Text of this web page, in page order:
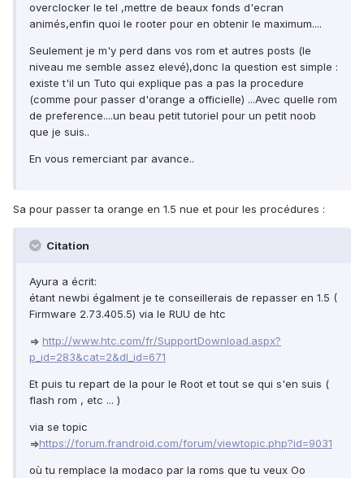
overclocker le tel ,mettre de beaux fonds d'ecran
animés,enfin quoi le rooter pour en obtenir le maximum....
Seulement je m'y perd dans vos rom et autres posts (le
niveau me semble assez elevé),donc la question est simple :
existe t'il un Tuto qui explique pas a pas la procedure
(comme pour passer d'orange a officielle) ...Avec quelle rom
de preference....un beau petit tutoriel pour un petit noob
que je suis..
En vous remerciant par avance..
Sa pour passer ta orange en 1.5 nue et pour les procédures :
Citation
Ayura a écrit:
étant newbi égalment je te conseillerais de repasser en 1.5 (
Firmware 2.73.405.5) via le RUU de htc
=> http://www.htc.com/fr/SupportDownload.aspx?
p_id=283&cat=2&dl_id=671
Et puis tu repart de la pour le Root et tout se qui s'en suis (
flash rom , etc ... )
via se topic
=>https://forum.frandroid.com/forum/viewtopic.php?id=9031
où tu remplace la modaco par la roms que tu veux Oo